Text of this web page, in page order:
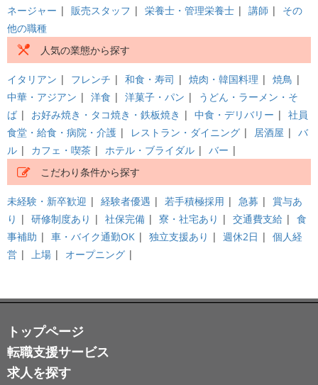
ネージャー | 販売スタッフ | 栄養士・管理栄養士 | 講師 | その
他の職種
人気の業態から探す
イタリアン | フレンチ | 和食・寿司 | 焼肉・韓国料理 | 焼鳥 |
中華・アジアン | 洋食 | 洋菓子・パン |
うどん・ラーメン・そ
ば | お好み焼き・タコ焼き・鉄板焼き | 中食・デリバリー | 社員
食堂・給食・病院・介護 | レストラン・ダイニング | 居酒屋 | バ
ル | カフェ・喫茶 | ホテル・ブライダル | バー |
こだわり条件から探す
未経験・新卒歓迎 | 経験者優遇 | 若手積極採用 | 急募 | 賞与あ
り | 研修制度あり | 社保完備 | 寮・社宅あり | 交通費支給 | 食
事補助 | 車・バイク通勤OK | 独立支援あり | 週休2日 | 個人経
営 | 上場 | オープニング |
トップページ
転職支援サービス
求人を探す